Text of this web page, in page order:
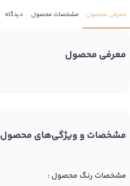
معرفی محصول مشخصات محصول دیدگاه
معرفی محصول
مشخصات و ویژگی‌های محصول
مشخصات رنگ محصول :